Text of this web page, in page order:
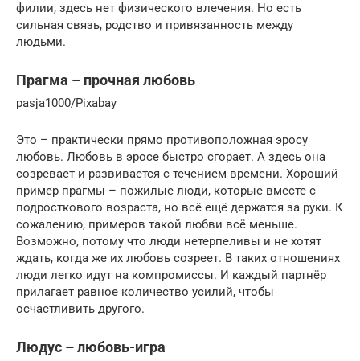
филии, здесь нет физического влечения. Но есть
сильная связь, родство и привязанность между
людьми.
Прагма – прочная любовь
pasja1000/Pixabay
Это – практически прямо противоположная эросу
любовь. Любовь в эросе быстро сгорает. А здесь она
созревает и развивается с течением времени. Хороший
пример прагмы – пожилые люди, которые вместе с
подросткового возраста, но всё ещё держатся за руки. К
сожалению, примеров такой любви всё меньше.
Возможно, потому что люди нетерпеливы и не хотят
ждать, когда же их любовь созреет. В таких отношениях
люди легко идут на компромиссы. И каждый партнёр
прилагает равное количество усилий, чтобы
осчастливить другого.
Людус – любовь-игра